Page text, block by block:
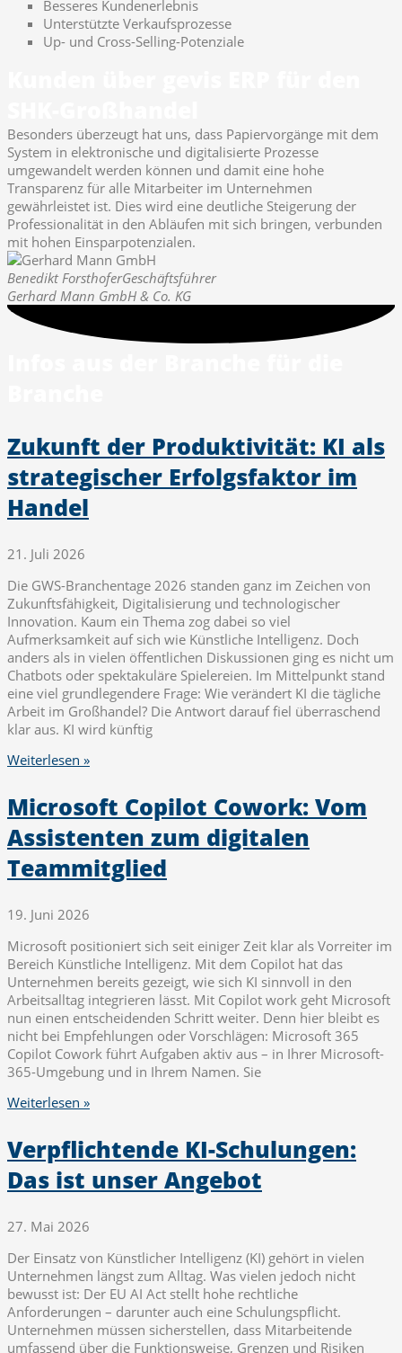
Besseres Kundenerlebnis
Unterstützte Verkaufsprozesse
Up- und Cross-Selling-Potenziale
Besonders überzeugt hat uns, dass Papiervorgänge mit dem
System in elektronische und digitalisierte Prozesse
umgewandelt werden können und damit eine hohe
Transparenz für alle Mitarbeiter im Unternehmen
gewährleistet ist. Dies wird eine deutliche Steigerung der
Professionalität in den Abläufen mit sich bringen, verbunden
mit hohen Einsparpotenzialen.
Benedikt ForsthoferGeschäftsführer
Gerhard Mann GmbH & Co. KG
Zukunft der Produktivität: KI als
strategischer Erfolgsfaktor im
Handel
21. Juli 2026
Die GWS-Branchentage 2026 standen ganz im Zeichen von
Zukunftsfähigkeit, Digitalisierung und technologischer
Innovation. Kaum ein Thema zog dabei so viel
Aufmerksamkeit auf sich wie Künstliche Intelligenz. Doch
anders als in vielen öffentlichen Diskussionen ging es nicht um
Chatbots oder spektakuläre Spielereien. Im Mittelpunkt stand
eine viel grundlegendere Frage: Wie verändert KI die tägliche
Arbeit im Großhandel? Die Antwort darauf fiel überraschend
klar aus. KI wird künftig
Weiterlesen »
Microsoft Copilot Cowork: Vom
Assistenten zum digitalen
Teammitglied
19. Juni 2026
Microsoft positioniert sich seit einiger Zeit klar als Vorreiter im
Bereich Künstliche Intelligenz. Mit dem Copilot hat das
Unternehmen bereits gezeigt, wie sich KI sinnvoll in den
Arbeitsalltag integrieren lässt. Mit Copilot work geht Microsoft
nun einen entscheidenden Schritt weiter. Denn hier bleibt es
nicht bei Empfehlungen oder Vorschlägen: Microsoft 365
Copilot Cowork führt Aufgaben aktiv aus – in Ihrer Microsoft-
365-Umgebung und in Ihrem Namen. Sie
Weiterlesen »
Verpflichtende KI-Schulungen:
Das ist unser Angebot
27. Mai 2026
Der Einsatz von Künstlicher Intelligenz (KI) gehört in vielen
Unternehmen längst zum Alltag. Was vielen jedoch nicht
bewusst ist: Der EU AI Act stellt hohe rechtliche
Anforderungen – darunter auch eine Schulungspflicht.
Unternehmen müssen sicherstellen, dass Mitarbeitende
umfassend über die Funktionsweise, Grenzen und Risiken